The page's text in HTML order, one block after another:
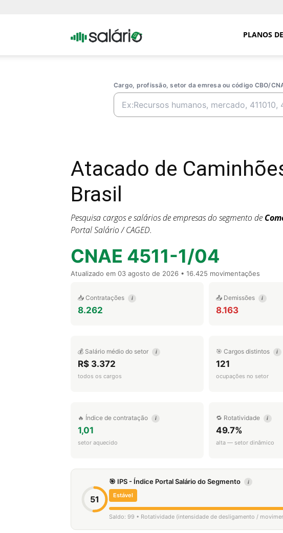
Portal PLANOS
Cargo, profissão, setor da emresa ou código CBO/
Atacado de
Brasil
Pesquisa cargos e salários de empresas do segmento de
Portal Salário / CAGED.
CNAE 4511-1/04
Atualizado em 03 agosto de 2026 • 16.425 movimentações
📥 Contratações i
8.262
📤 Demissões i
8.163
💰 Salário médio do setor i
R$ 3.372
todos os cargos
🎯 Cargos distintos i
121
ocupações no setor
🔥 Índice de contratação i
1,01
setor aquecido
🔁 Rotatividade i
49.7%
alta — setor dinâmico
51
🎯 IPS - Índice Portal Salário do Segmento i
Estável
Saldo: 99 • Rotatividade (intensidade de desligamento /